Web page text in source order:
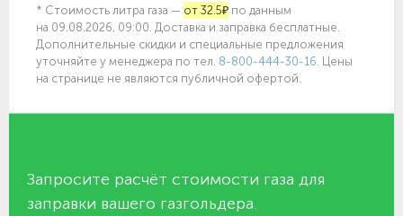
* Стоимость литра газа — от 32.5₽ по данным
на 09.08.2026, 09:00. Доставка и заправка бесплатные.
Дополнительные скидки и специальные предложения
уточняйте у менеджера по тел. 8-800-444-30-16 . Цены
на странице не являются публичной офертой.
Запросите расчёт стоимости газа для
заправки вашего газгольдера.